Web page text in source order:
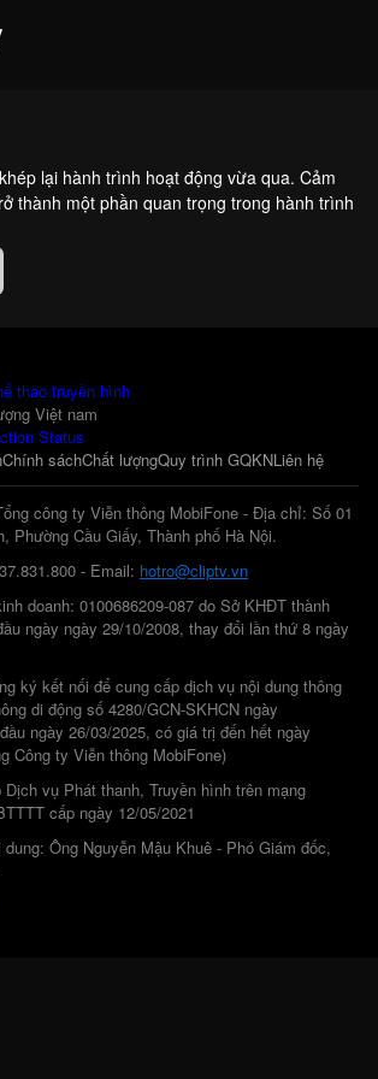
lại hành trình hoạt động vừa qua. Cảm
thành một phần quan trọng trong hành trình
Chính sáchChất lượngQuy trình GQKNLiên hệ
công ty Viễn thông MobiFone - Địa chỉ: Số 01
Phường Cầu Giấy, Thành phố Hà Nội.
- Email: hotro@cliptv.vn
doanh: 0100686209-087 do Sở KHĐT thành
ngày ngày 29/10/2008, thay đổi lần thứ 8 ngày
ký kết nối để cung cấp dịch vụ nội dung thông
di động số 4280/GCN-SKHCN ngày
ngày 26/03/2025, có giá trị đến hết ngày
Công ty Viễn thông MobiFone)
vụ Phát thanh, Truyền hình trên mạng
cấp ngày 12/05/2021
Ông Nguyễn Mậu Khuê - Phó Giám đốc,